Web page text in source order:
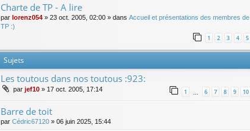
Charte de TP - A lire
par lorenz054 » 23 oct. 2005, 02:00 » dans Accueil et présentations des membres de
TP :)
1 2 3 4 5
Sujets
Les toutous dans nos toutous :923:
par jef10 » 17 oct. 2005, 17:14 1 6 7 8 9 10
Barre de toit
par Cédric67120 » 06 juin 2025, 15:44